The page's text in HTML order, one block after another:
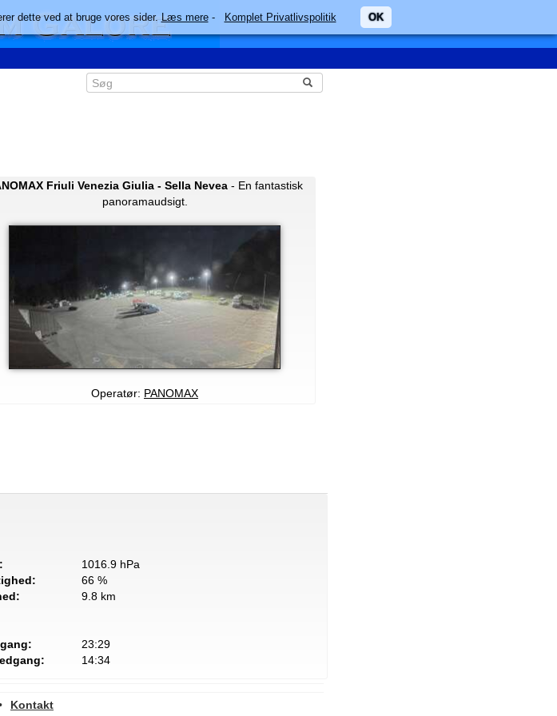
Friuli Venezia Giulia - Sella Nevea- En fantastisk
panoramaudsigt.
Operatør: PANOMAX
1016.9 hPa
66 %
9.8 km
23:29
14:34
Kontakt
dette ved at bruge vores sider.Læs mere- Komplet Privatlivspolitik OK